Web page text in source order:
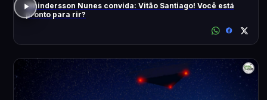
Whindersson Nunes convida: Vitão Santiago! Você está
pronto para rir?